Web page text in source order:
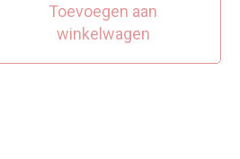
Toevoegen aan
winkelwagen